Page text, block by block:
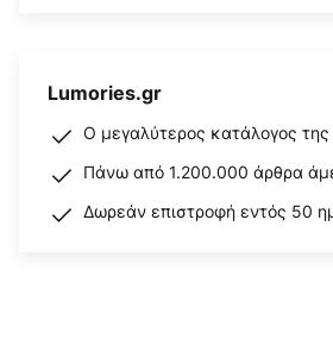
Lumories.gr
Ο μεγαλύτερος κατάλογος
Πάνω από 1.200.000 άρθρα
Δωρεάν επιστροφή εντός 50